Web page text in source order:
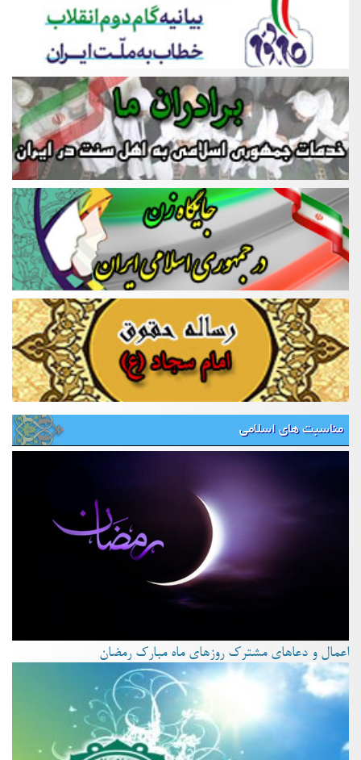
مناسبت های اسلامی
اعمال و دعاهای مشترک روزهای ماه مبارک رمضان